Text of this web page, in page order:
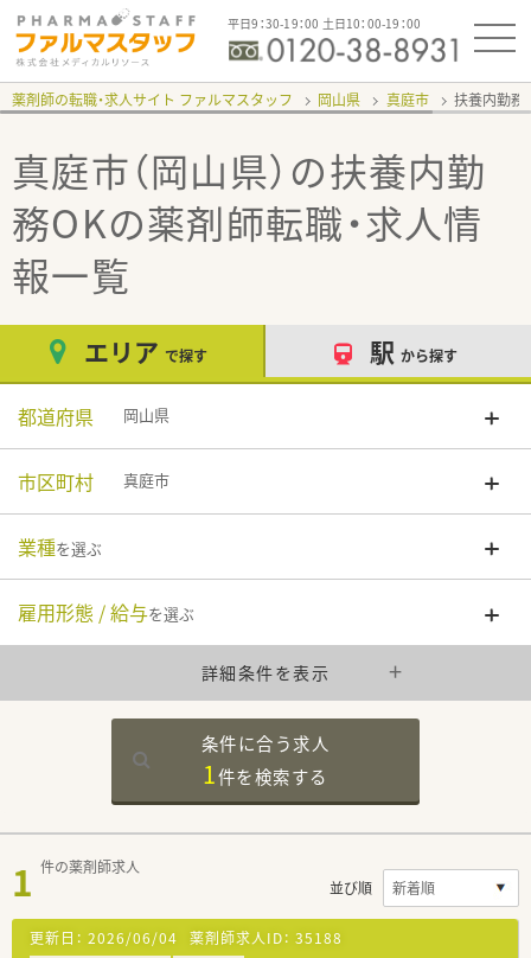
平日9：30-19：00 土日10：00-19：00
薬剤師の転職・求人サイト ファルマスタッフ 岡山県 真庭市 扶養内勤
真庭市（岡山県）の扶養内勤
務OKの薬剤師転職・求人情
報一覧
エリア で探す 駅 から探す
都道府県 岡山県
市区町村 真庭市
業種を選ぶ
雇用形態 / 給与を選ぶ
詳細条件を表示
条件に合う求人
1件を検索する
1 件の薬剤師求人
並び順
更新日： 2026/06/04 薬剤師求人ID： 35188